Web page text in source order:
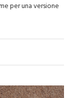
per una versione